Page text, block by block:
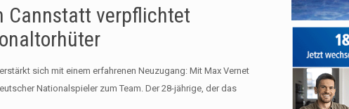
Cannstatt verpflichtet
sich mit einem erfahrenen Neuzugang: Mit Max Vernet
Nationalspieler zum Team. Der 28-jährige, der das